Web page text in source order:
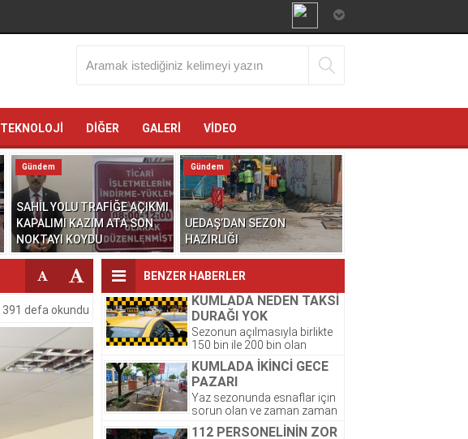
TEKNOLOJİ DİĞER GALERİ VİDEO
SAHİL YOLU TRAFİĞE AÇIKMI
KAPALIMI KAZIM ATA SON
NOKTAYI KOYDU
Gündem
UEDAŞ’DAN SEZON
HAZIRLIĞI
Gündem
391 defa okundu
BENZER HABERLER
KUMLADA NEDEN TAKSİ
DURAĞI YOK
Sezonun açılmasıyla birlikte
150 bin ile 200 bin olan
Kumlada acil olarak ticari
taksiye ihtiyacı...
KUMLADA İKİNCİ GECE
PAZARI
Yaz sezonunda esnaflar için
sorun olan ve zaman zaman
sert tartışmaların olduğu
112 PERSONELİNİN ZOR